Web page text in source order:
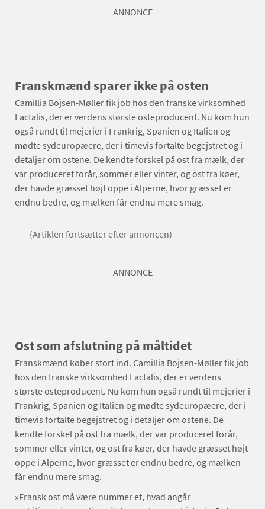
ANNONCE
Franskmænd sparer ikke på osten
Camillia Bojsen-Møller fik job hos den franske virksomhed
Lactalis, der er verdens største osteproducent. Nu kom hun
også rundt til mejerier i Frankrig, Spanien og Italien og
mødte sydeuropæere, der i timevis fortalte begejstret og i
detaljer om ostene. De kendte forskel på ost fra mælk, der
var produceret forår, sommer eller vinter, og ost fra køer,
der havde græsset højt oppe i Alperne, hvor græsset er
endnu bedre, og mælken får endnu mere smag.
(Artiklen fortsætter efter annoncen)
ANNONCE
Ost som afslutning på måltidet
Franskmænd køber stort ind. Camillia Bojsen-Møller fik job
hos den franske virksomhed Lactalis, der er verdens
største osteproducent. Nu kom hun også rundt til mejerier i
Frankrig, Spanien og Italien og mødte sydeuropæere, der i
timevis fortalte begejstret og i detaljer om ostene. De
kendte forskel på ost fra mælk, der var produceret forår,
sommer eller vinter, og ost fra køer, der havde græsset højt
oppe i Alperne, hvor græsset er endnu bedre, og mælken
får endnu mere smag.
»Fransk ost må være nummer et, hvad angår